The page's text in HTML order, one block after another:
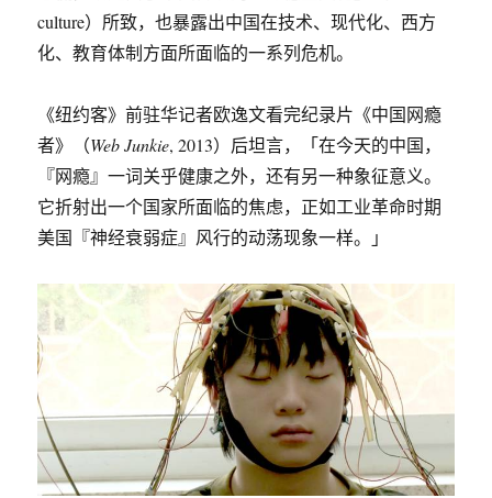
culture）所致，也暴露出中国在技术、现代化、西方
化、教育体制方面所面临的一系列危机。
《纽约客》前驻华记者欧逸文看完纪录片《中国网瘾
者》（Web Junkie, 2013）后坦言，「在今天的中国，
『网瘾』一词关乎健康之外，还有另一种象征意义。
它折射出一个国家所面临的焦虑，正如工业革命时期
美国『神经衰弱症』风行的动荡现象一样。」